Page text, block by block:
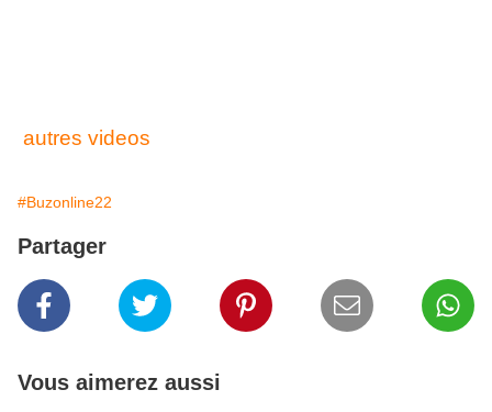
autres videos
#Buzonline22
Partager
Vous aimerez aussi